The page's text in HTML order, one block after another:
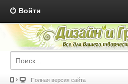
Войти
Полная версия сайта